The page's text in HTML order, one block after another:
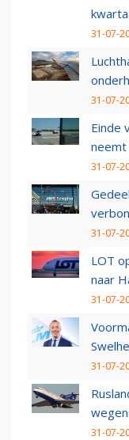
31-07-
31-07-
Einde
neemt
31-07-
31-07-
LOT
naar
31-07-
31-07-
31-07-